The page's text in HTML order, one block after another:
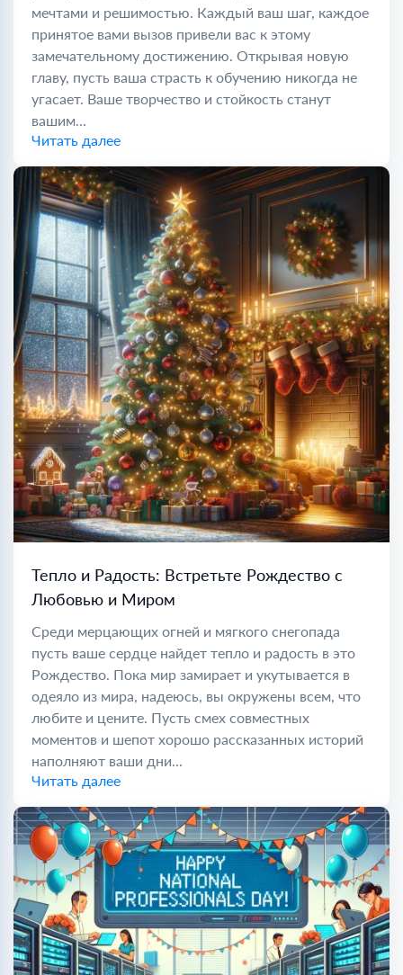
мечтами и решимостью. Каждый ваш шаг, каждое
принятое вами вызов привели вас к этому
замечательному достижению. Открывая новую
главу, пусть ваша страсть к обучению никогда не
угасает. Ваше творчество и стойкость станут
вашим...
Читать далее
Тепло и Радость: Встретьте Рождество с
Любовью и Миром
Среди мерцающих огней и мягкого снегопада
пусть ваше сердце найдет тепло и радость в это
Рождество. Пока мир замирает и укутывается в
одеяло из мира, надеюсь, вы окружены всем, что
любите и цените. Пусть смех совместных
моментов и шепот хорошо рассказанных историй
наполняют ваши дни...
Читать далее